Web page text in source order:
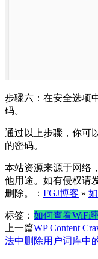
步骤六：在安全选项
码。
通过以上步骤，你可
的密码。
本站资源来源于网络
他用途。如有侵权请
删除。： FGJ博客 »
标签： 如何查看WiFi
上一篇WP Content
法中删除用户词库中